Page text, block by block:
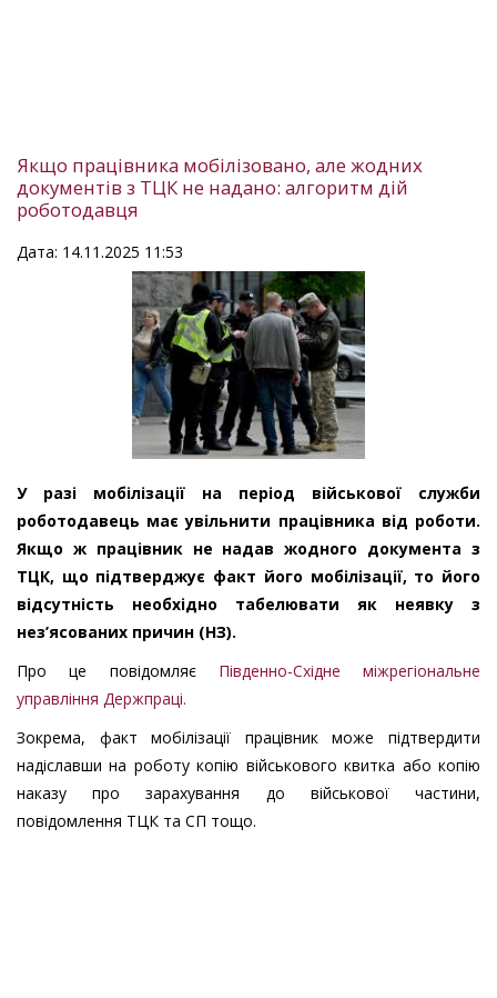
Якщо працівника мобілізовано, але жодних
документів з ТЦК не надано: алгоритм дій
роботодавця
Дата: 14.11.2025 11:53
У разі мобілізації на період військової служби
роботодавець має увільнити працівника від роботи.
Якщо ж працівник не надав жодного документа з
ТЦК, що підтверджує факт його мобілізації, то його
відсутність необхідно табелювати як неявку з
нез’ясованих причин (НЗ).
Про це повідомляє Південно-Східне міжрегіональне
управління Держпраці.
Зокрема, факт мобілізації працівник може підтвердити
надіславши на роботу копію військового квитка або копію
наказу про зарахування до військової частини,
повідомлення ТЦК та СП тощо.